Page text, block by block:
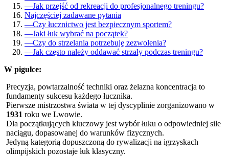
—Jak przejść od rekreacji do profesjonalnego treningu?
Najczęściej zadawane pytania
—Czy łucznictwo jest bezpiecznym sportem?
—Jaki łuk wybrać na początek?
—Czy do strzelania potrzebuję zezwolenia?
—Jak często należy oddawać strzały podczas treningu?
W pigułce:
Precyzja, powtarzalność techniki oraz żelazna koncentracja to
fundamenty sukcesu każdego łucznika.
Pierwsze mistrzostwa świata w tej dyscyplinie zorganizowano w
1931 roku we Lwowie.
Dla początkujących kluczowy jest wybór łuku o odpowiedniej sile
naciągu, dopasowanej do warunków fizycznych.
Jedyną kategorią dopuszczoną do rywalizacji na igrzyskach
olimpijskich pozostaje łuk klasyczny.